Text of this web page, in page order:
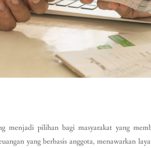
menjadi pilihan bagi masyarakat yang
yang berbasis anggota, menawarkan